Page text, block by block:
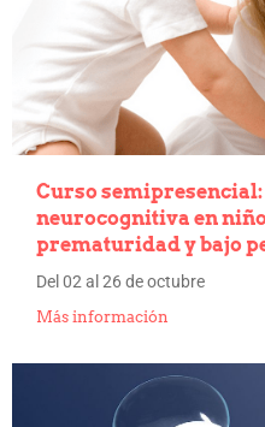
Curso
neurocognitiva en
prematuridad y bajo
Del 02 al 26 de octubre
Más información